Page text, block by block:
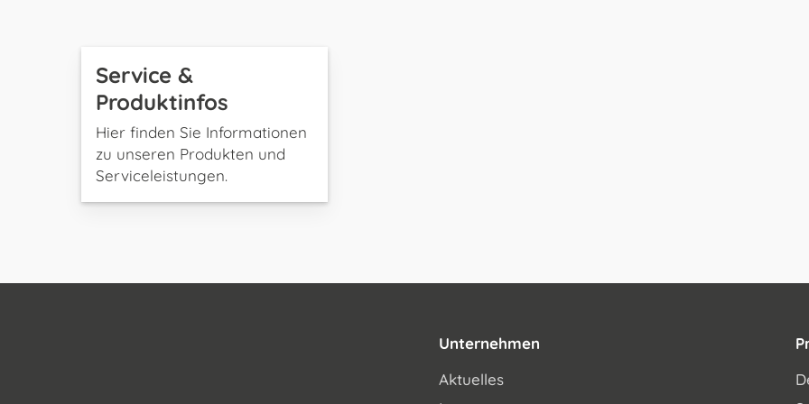
Service &
Produktinfos
Hier finden Sie Informationen
zu unseren Produkten und
Serviceleistungen.
Unternehmen
Aktuelles